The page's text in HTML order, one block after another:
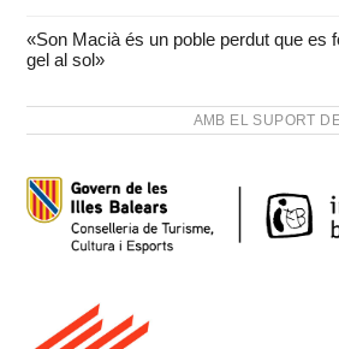
«Son Macià és un poble perdut que es
gel al sol»
AMB EL SUPORT